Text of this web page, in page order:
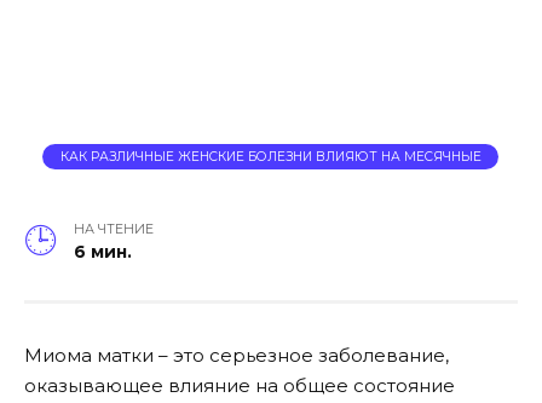
КАК РАЗЛИЧНЫЕ ЖЕНСКИЕ БОЛЕЗНИ ВЛИЯЮТ НА МЕСЯЧНЫЕ
НА ЧТЕНИЕ
6 мин.
Миома матки – это серьезное заболевание,
оказывающее влияние на общее состояние